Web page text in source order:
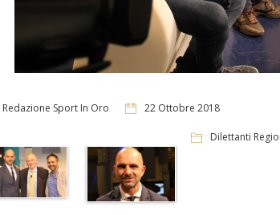
Redazione Sport In Oro 22 Ottobre 2018
Dilettanti